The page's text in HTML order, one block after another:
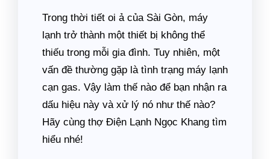
Trong thời tiết oi ả của Sài Gòn, máy
lạnh trở thành một thiết bị không thể
thiếu trong mỗi gia đình. Tuy nhiên, một
vấn đề thường gặp là tình trạng máy lạnh
cạn gas. Vậy làm thế nào để bạn nhận ra
dấu hiệu này và xử lý nó như thế nào?
Hãy cùng thợ Điện Lạnh Ngọc Khang tìm
hiểu nhé!